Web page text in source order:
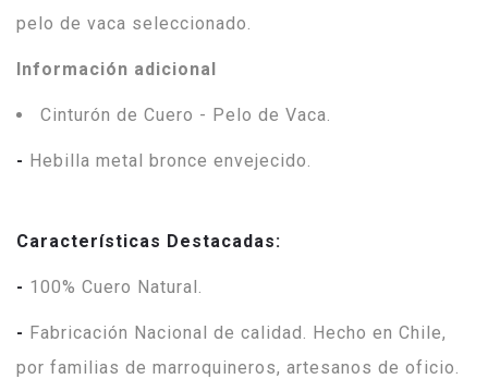
pelo de vaca seleccionado.
Información adicional
Cinturón de Cuero - Pelo de Vaca.
- Hebilla metal bronce envejecido.
Características Destacadas:
- 100% Cuero Natural.
- Fabricación Nacional de calidad. Hecho en Chile,
por familias de marroquineros, artesanos de oficio.